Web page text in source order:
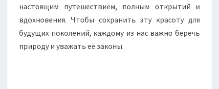
настоящим путешествием, полным открытий и
вдохновения. Чтобы сохранить эту красоту для
будущих поколений, каждому из нас важно беречь
природу и уважать её законы.